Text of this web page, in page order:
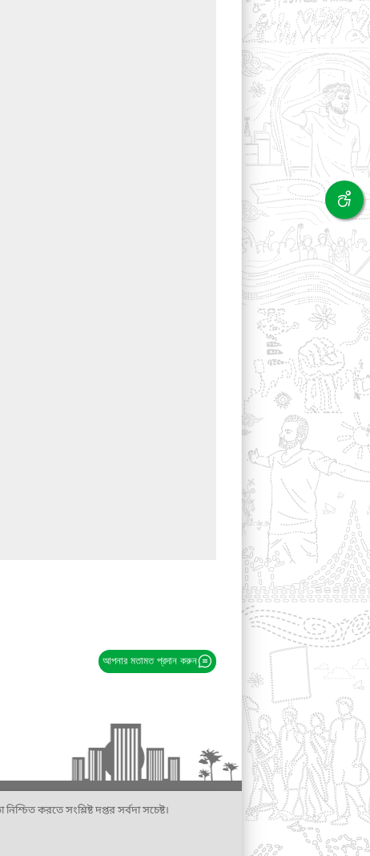
আপনার মতামত প্রদান করুন
করতে সংশ্লিষ্ট দপ্তর সর্বদা সচেষ্ট।